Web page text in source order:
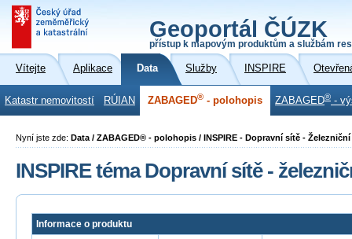
Geoportál ČÚZK
přístup k mapovým produktům a službám
Vítejte Aplikace Data Služby INSPIRE
Katastr nemovitostí RÚIAN ZABAGED® - polohopis ZABAGED® -
Nyní jste zde: Data / ZABAGED® - polohopis / INSPIRE - Dopravní sítě -
INSPIRE téma Dopravní sítě -
Informace o produktu